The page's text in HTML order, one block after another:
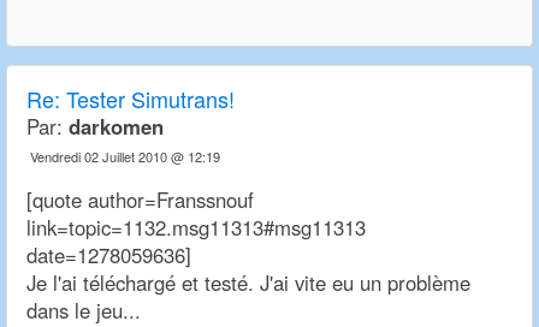
Re: Tester Simutrans!
Par: darkomen
Vendredi 02 Juillet 2010 @ 12:19
[quote author=Franssnouf
link=topic=1132.msg11313#msg11313
date=1278059636]
Je l'ai téléchargé et testé. J'ai vite eu un problème
dans le jeu...